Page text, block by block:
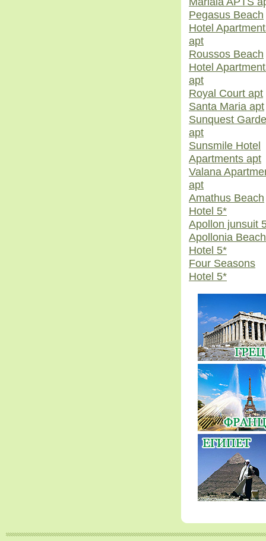
Pegasus Beach
Hotel
apt
Roussos Beach
Hotel
apt
Royal Court apt
Santa Maria apt
Sunquest
apt
Sunsmile Hotel
Apartments apt
Valana
apt
Amathus Beach
Hotel 5*
Apollon junsuit
Apollonia Beach
Hotel 5*
Four Seasons
Hotel 5*